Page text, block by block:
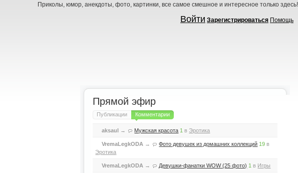
Приколы, юмор, анекдоты, фото, картинки, все самое смешное и интересное только здесь!
Войти Зарегистрироваться Помощь
Прямой эфир
Публикации Комментарии
aksaul → Мужская красота 1 в Эротика
VremaLegkODA → Фото девушек из домашних коллекций 19 в
Эротика
VremaLegkODA → Девушки-фанатки WOW (25 фото) 1 в Игры